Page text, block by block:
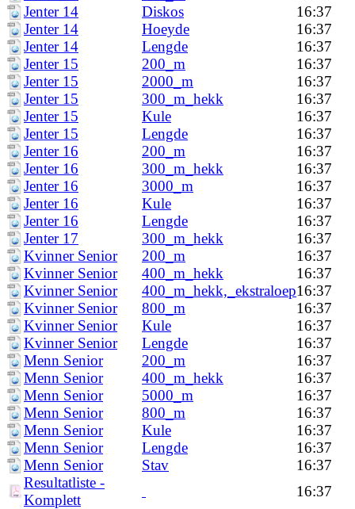
Jenter 14
Diskos
16:37
Jenter 14
Hoeyde
16:37
Jenter 14
Lengde
16:37
Jenter 15
200_m
16:37
Jenter 15
2000_m
16:37
Jenter 15
300_m_hekk
16:37
Jenter 15
Kule
16:37
Jenter 15
Lengde
16:37
Jenter 16
200_m
16:37
Jenter 16
300_m_hekk
16:37
Jenter 16
3000_m
16:37
Jenter 16
Kule
16:37
Jenter 16
Lengde
16:37
Jenter 17
300_m_hekk
16:37
Kvinner Senior
200_m
16:37
Kvinner Senior
400_m_hekk
16:37
Kvinner Senior
400_m_hekk,_ekstraloep16:37
Kvinner Senior
800_m
16:37
Kvinner Senior
Kule
16:37
Kvinner Senior
Lengde
16:37
Menn Senior
200_m
16:37
Menn Senior
400_m_hekk
16:37
Menn Senior
5000_m
16:37
Menn Senior
800_m
16:37
Menn Senior
Kule
16:37
Menn Senior
Lengde
16:37
Menn Senior
Stav
16:37
Resultatliste -
Komplett
16:37